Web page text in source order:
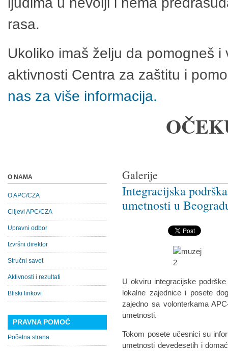
rasa.
Ukoliko imaš želju da pomogneš
aktivnosti Centra za zaštitu i
nas za više informacija.
Galerije
Integracijska
umetnosti u
U okviru integracijske
lokalne zajednice i posete
zajedno sa volonterkama
umetnosti.
Tokom posete učesnici su
umetnosti devedesetih i
O NAMA
O APC/CZA
Ciljevi APC/CZA
Upravni odbor
Izvršni direktor
Stručni savet
Aktivnosti i rezultati
Bliski linkovi
PRAVNA POMOĆ
Početna strana